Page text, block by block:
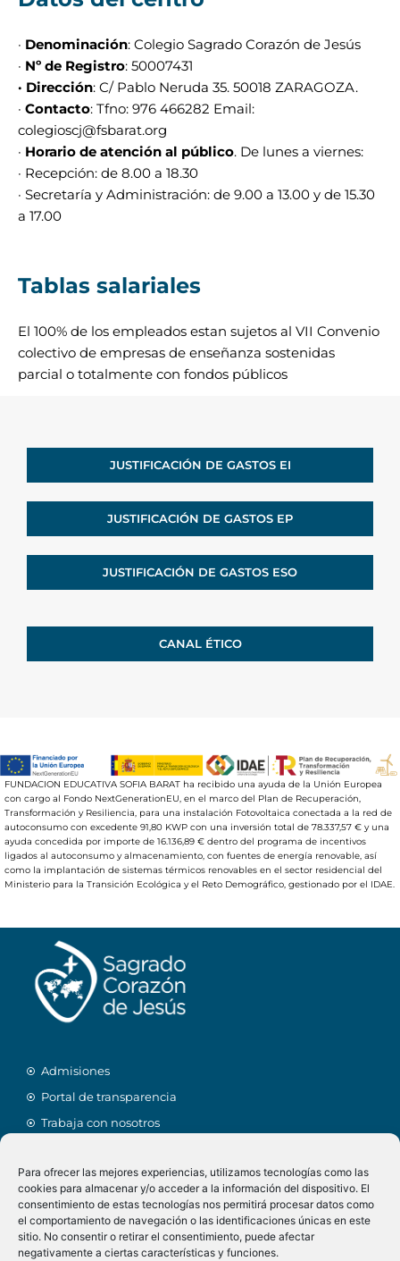
Para ofrecer las mejores experiencias, utilizamos tecnologías como las
cookies para almacenar y/o acceder a la información del dispositivo. El
consentimiento de estas tecnologías nos permitirá procesar datos como
el comportamiento de navegación o las identificaciones únicas en este
sitio. No consentir o retirar el consentimiento, puede afectar
negativamente a ciertas características y funciones.
· Denominación: Colegio Sagrado Corazón de Jesús
· Nº de Registro: 50007431
· Dirección: C/ Pablo Neruda 35. 50018 ZARAGOZA.
· Contacto: Tfno: 976 466282 Email:
colegioscj@fsbarat.org
· Horario de atención al público. De lunes a viernes:
· Recepción: de 8.00 a 18.30
· Secretaría y Administración: de 9.00 a 13.00 y de 15.30
a 17.00
Tablas salariales
El 100% de los empleados estan sujetos al VII Convenio
colectivo de empresas de enseñanza sostenidas
parcial o totalmente con fondos públicos
JUSTIFICACIÓN DE GASTOS EI
JUSTIFICACIÓN DE GASTOS EP
JUSTIFICACIÓN DE GASTOS ESO
CANAL ÉTICO
FUNDACION EDUCATIVA SOFIA BARAT ha recibido una ayuda de la Unión Europea
con cargo al Fondo NextGenerationEU, en el marco del Plan de Recuperación,
Transformación y Resiliencia, para una instalación Fotovoltaica conectada a la red de
autoconsumo con excedente 91,80 KWP con una inversión total de 78.337,57 € y una
ayuda concedida por importe de 16.136,89 € dentro del programa de incentivos
ligados al autoconsumo y almacenamiento, con fuentes de energía renovable, así
como la implantación de sistemas térmicos renovables en el sector residencial del
Ministerio para la Transición Ecológica y el Reto Demográfico, gestionado por el IDAE.
Admisiones
Portal de transparencia
Trabaja con nosotros
Alexia
Menú comedor
Calendario
AMPA
Facebook
Linkedin
Twitter
Instagram